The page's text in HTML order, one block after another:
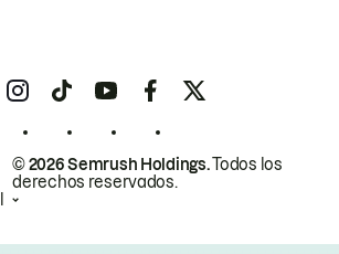
© 2026 Semrush Holdings.Todos los
derechos reservados.